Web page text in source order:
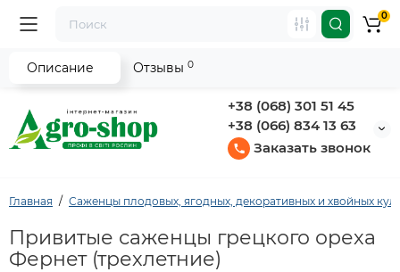
+38 (068) 301 51 45
+38 (066) 834 13 63
Заказать звонок
0
Главная Саженцы плодовых, ягодных, декоративных и хвойных
Привитые саженцы грецкого ореха
Фернет (трехлетние)
Описание Отзывы 0